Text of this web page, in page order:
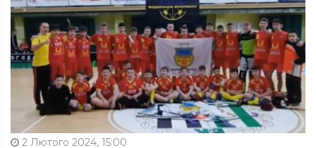
2 Лютого 2024, 15:00